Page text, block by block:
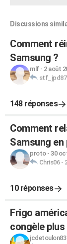
Discussions
Comment
Samsung ?
mlf- 2 août
stf_jpd87
148 réponses
Comment
Samsung en
proto- 30
Chris06-
10 réponses
Frigo
congèle plus
jcdetoulon83